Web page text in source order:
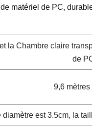
matériel de PC,
la Chambre claire
de
9,6 mètres
diamètre est 3.5cm, la